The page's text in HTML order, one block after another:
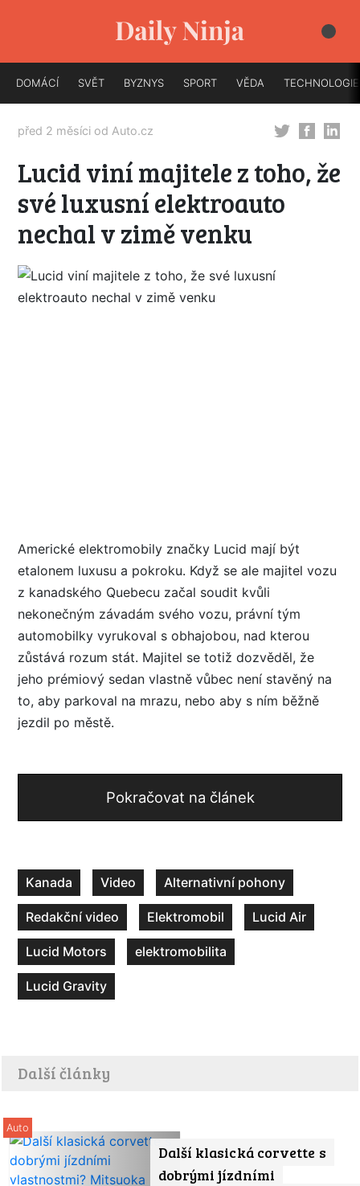
DOMÁCÍ SVĚT BYZNYS SPORT VĚDA TECHNOLOGIE
před 2 měsíci od Auto.cz
Lucid viní majitele z toho, že
své luxusní elektroauto
nechal v zimě venku
Americké elektromobily značky Lucid mají být
etalonem luxusu a pokroku. Když se ale majitel vozu
z kanadského Quebecu začal soudit kvůli
nekonečným závadám svého vozu, právní tým
automobilky vyrukoval s obhajobou, nad kterou
zůstává rozum stát. Majitel se totiž dozvěděl, že
jeho prémiový sedan vlastně vůbec není stavěný na
to, aby parkoval na mrazu, nebo aby s ním běžně
jezdil po městě.
Pokračovat na článek
Kanada Video Alternativní pohony
Redakční video Elektromobil Lucid Air
Lucid Motors elektromobilita
Lucid Gravity
Další články
Další klasická corvette s
dobrými jízdními
Auto